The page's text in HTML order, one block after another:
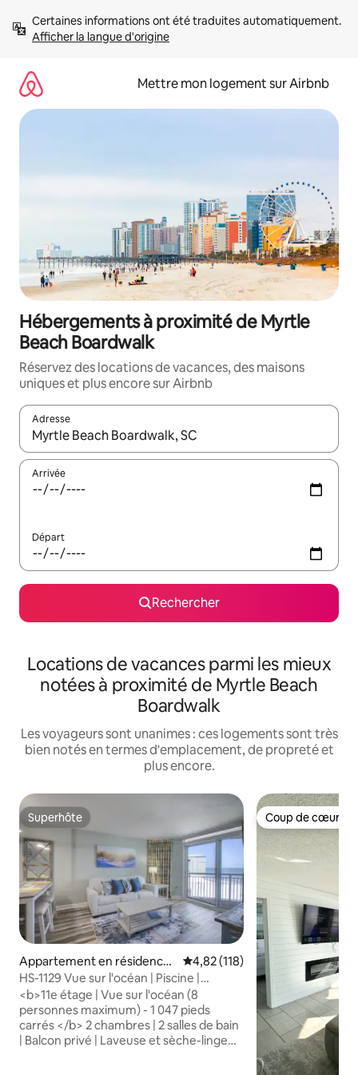
directement
Afficher la langue d'origine
Mettre mon logement sur Airbnb
Hébergements à proximité de Myrtle
Beach Boardwalk
Réservez des locations de vacances, des maisons
uniques et plus encore sur Airbnb
Adresse
Lorsque les résultats s'affichent, utilisez les flèches vers le
Arrivée
Départ
Rechercher
Locations de vacances parmi les mieux
notées à proximité de Myrtle Beach
Boardwalk
Les voyageurs sont unanimes : ces logements sont très
bien notés en termes d'emplacement, de propreté et
plus encore.
Superhôte
Superhôte
Appartement en résidence ⋅
Myrtle Beach
Évaluation moyenne sur la
4,82 (118)
HS-1129 Vue sur l'océan | Piscine |
Jacuzzi | Rivière paresseuse
<b>11e étage | Vue sur l'océan (8
personnes maximum) - 1 047 pieds
carrés </b> 2 chambres | 2 salles de bain
| Balcon privé | Laveuse et sèche-linge
Coup de cœur
Coup de cœur